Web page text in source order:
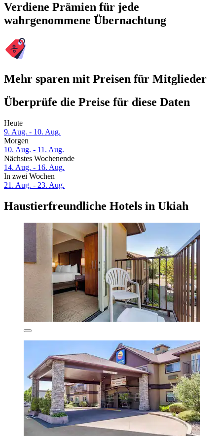
Verdiene Prämien für jede
wahrgenommene Übernachtung
Mehr sparen mit Preisen für Mitglieder
Überprüfe die Preise für diese Daten
Heute
9. Aug. - 10. Aug.
Morgen
10. Aug. - 11. Aug.
Nächstes Wochenende
14. Aug. - 16. Aug.
In zwei Wochen
21. Aug. - 23. Aug.
Haustierfreundliche Hotels in Ukiah